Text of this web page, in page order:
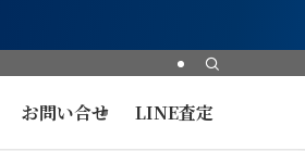
お問い合せ LINE査定